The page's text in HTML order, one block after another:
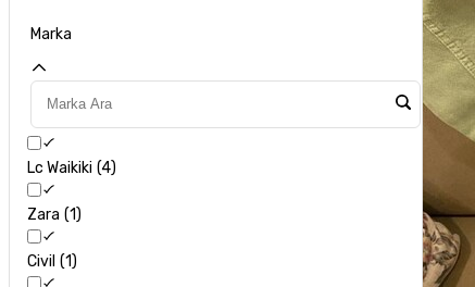
Marka
Lc Waikiki 4
Zara 1
Civil 1